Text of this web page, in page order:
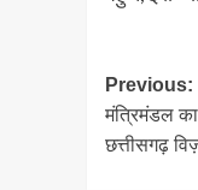
Post
Previous:
मंत्रिमंडल का
छत्तीसगढ़